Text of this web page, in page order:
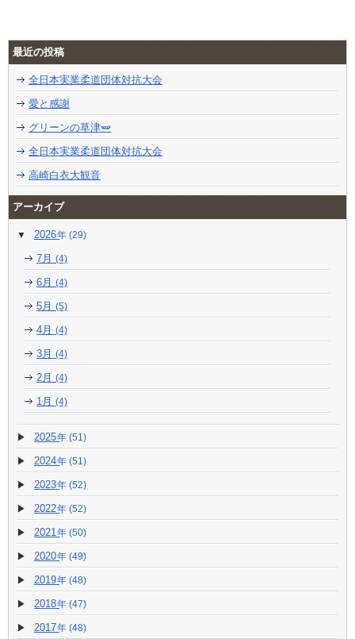
最近の投稿
全日本実業柔道団体対抗大会
愛と感謝
グリーンの草津🫛
全日本実業柔道団体対抗大会
高崎白衣大観音
アーカイブ
2026 (29)
7月 (4)
6月 (4)
5月 (5)
4月 (4)
3月 (4)
2月 (4)
1月 (4)
2025 (51)
2024 (51)
2023 (52)
2022 (52)
2021 (50)
2020 (49)
2019 (48)
2018 (47)
2017 (48)